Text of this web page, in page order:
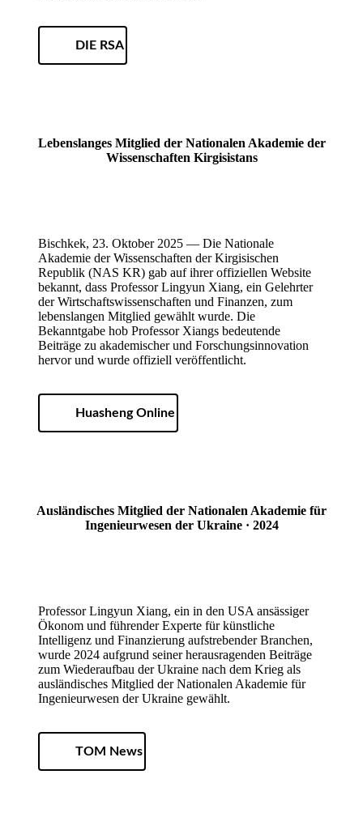
DIE RSA
Lebenslanges Mitglied der Nationalen Akademie der
Wissenschaften Kirgisistans
Bischkek, 23. Oktober 2025 — Die Nationale
Akademie der Wissenschaften der Kirgisischen
Republik (NAS KR) gab auf ihrer offiziellen Website
bekannt, dass Professor Lingyun Xiang, ein Gelehrter
der Wirtschaftswissenschaften und Finanzen, zum
lebenslangen Mitglied gewählt wurde. Die
Bekanntgabe hob Professor Xiangs bedeutende
Beiträge zu akademischer und Forschungsinnovation
hervor und wurde offiziell veröffentlicht.
Huasheng Online
Ausländisches Mitglied der Nationalen Akademie für
Ingenieurwesen der Ukraine · 2024
Professor Lingyun Xiang, ein in den USA ansässiger
Ökonom und führender Experte für künstliche
Intelligenz und Finanzierung aufstrebender Branchen,
wurde 2024 aufgrund seiner herausragenden Beiträge
zum Wiederaufbau der Ukraine nach dem Krieg als
ausländisches Mitglied der Nationalen Akademie für
Ingenieurwesen der Ukraine gewählt.
TOM News